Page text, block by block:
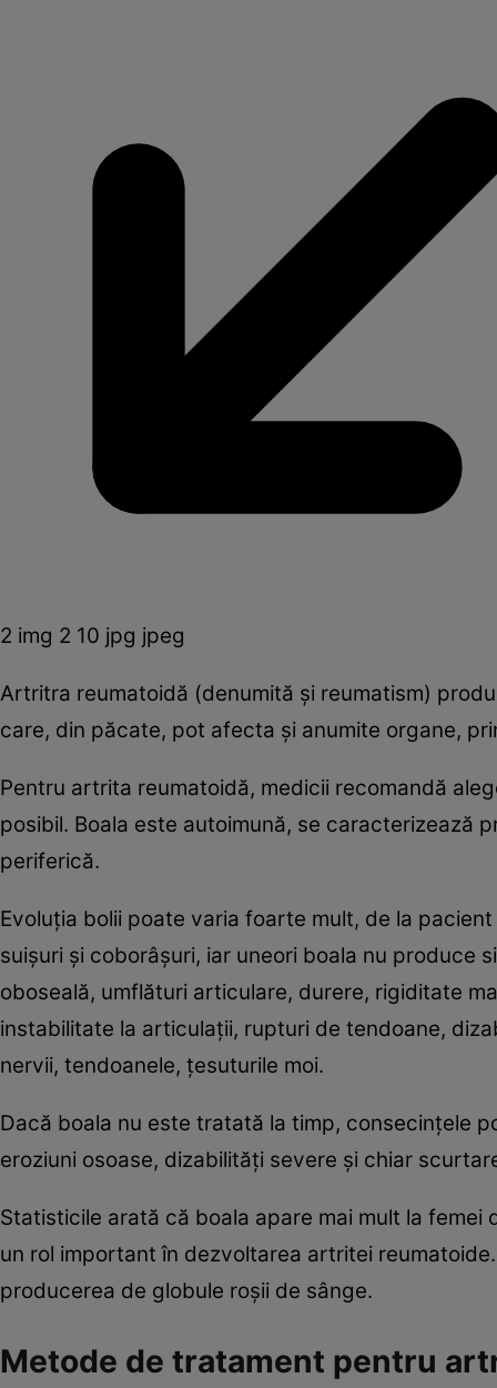
2 img 2 10 jpg jpeg
Artritra reumatoidă (denumită şi reumatism)
care, din păcate, pot afecta şi anumite organe,
Pentru artrita reumatoidă, medicii recomandă
posibil. Boala este autoimună, se caracterizează
periferică.
Evoluţia bolii poate varia foarte mult, de la
suişuri şi coborâşuri, iar uneori boala nu produce
oboseală, umflături articulare, durere, rigiditate
instabilitate la articulaţii, rupturi de tendoane,
nervii, tendoanele, ţesuturile moi.
Dacă boala nu este tratată la timp, consecinţele
eroziuni osoase, dizabilităţi severe şi chiar
Statisticile arată că boala apare mai mult la
un rol important în dezvoltarea artritei
producerea de globule roşii de sânge.
Metode de tratament pentru